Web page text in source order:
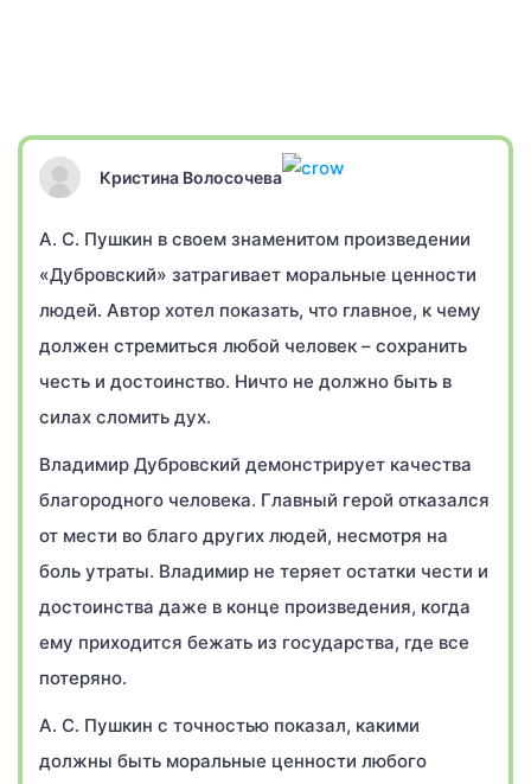
Кристина Волосочева
А. С. Пушкин в своем знаменитом произведении
«Дубровский» затрагивает моральные ценности
людей. Автор хотел показать, что главное, к чему
должен стремиться любой человек – сохранить
честь и достоинство. Ничто не должно быть в
силах сломить дух.
Владимир Дубровский демонстрирует качества
благородного человека. Главный герой отказался
от мести во благо других людей, несмотря на
боль утраты. Владимир не теряет остатки чести и
достоинства даже в конце произведения, когда
ему приходится бежать из государства, где все
потеряно.
А. С. Пушкин с точностью показал, какими
должны быть моральные ценности любого